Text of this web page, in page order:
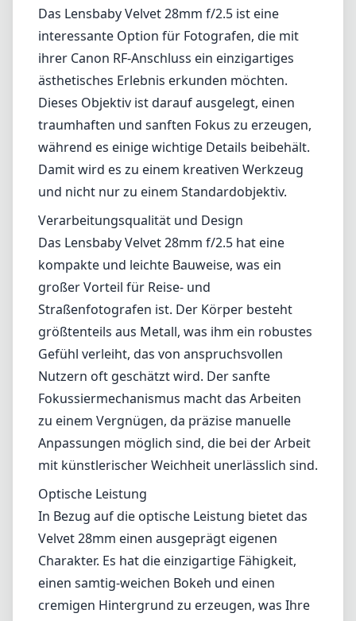
Verarbeitungsqualität und Design
Das Lensbaby Velvet 28mm f/2.5 hat eine
kompakte und leichte Bauweise, was ein
großer Vorteil für Reise- und
Straßenfotografen ist. Der Körper besteht
größtenteils aus Metall, was ihm ein robustes
Gefühl verleiht, das von anspruchsvollen
Nutzern oft geschätzt wird. Der sanfte
Fokussiermechanismus macht das Arbeiten
zu einem Vergnügen, da präzise manuelle
Anpassungen möglich sind, die bei der Arbeit
mit künstlerischer Weichheit unerlässlich sind.
Optische Leistung
In Bezug auf die optische Leistung bietet das
Velvet 28mm einen ausgeprägt eigenen
Charakter. Es hat die einzigartige Fähigkeit,
einen samtig-weichen Bokeh und einen
cremigen Hintergrund zu erzeugen, was Ihre
Nahaufnahmen und Portraits aufwerten
kann. Das Objektiv liefert in der Mitte
hervorragende Schärfe, die selbst bei f/2.5
konstant bleibt. Allerdings ist zu beachten,
dass die Ecken bei weit geöffneten Blenden
weicher sein können, was je nach Ihrem Stil
berücksichtigt werden sollte.
Vielseitigkeit und Einsatzmöglichkeiten
Dieses Objektiv eignet sich besonders für